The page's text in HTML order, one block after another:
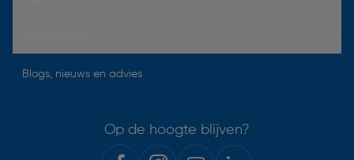
Blogs, nieuws en advies
Op de hoogte blijven?